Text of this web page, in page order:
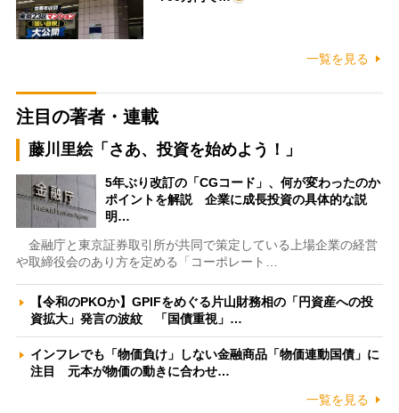
一覧を見る
注目の著者・連載
藤川里絵「さあ、投資を始めよう！」
5年ぶり改訂の「CGコード」、何が変わったのか
ポイントを解説 企業に成長投資の具体的な説
明…
金融庁と東京証券取引所が共同で策定している上場企業の経営
や取締役会のあり方を定める「コーポレート…
【令和のPKOか】GPIFをめぐる片山財務相の「円資産への投
資拡大」発言の波紋 「国債重視」…
インフレでも「物価負け」しない金融商品「物価連動国債」に
注目 元本が物価の動きに合わせ…
一覧を見る